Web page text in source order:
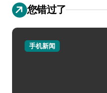
您错过了
手机新闻